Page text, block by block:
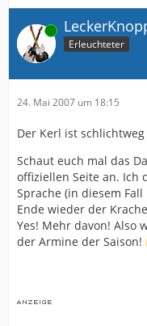
Online
Erleuchteter
24. Mai 2007 um 18:15
Der Kerl ist
Schaut euch mal das
offiziellen Seite an. Ich
Sprache (in diesem
Ende wieder der
Yes! Mehr davon! Also
der Armine der Saison!